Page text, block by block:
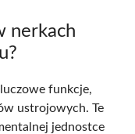
nerkach
funkcje,
ustrojowych. Te
jednostce